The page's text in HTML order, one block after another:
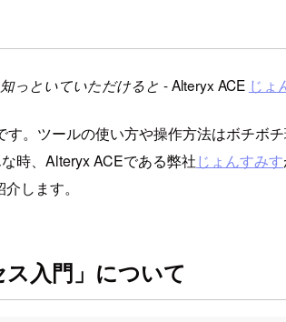
っといていただけると - Alteryx ACE じょ
す。ツールの使い方や操作方法はボチ
時、Alteryx ACEである弊社じょんすみす
します。
ス入門」について